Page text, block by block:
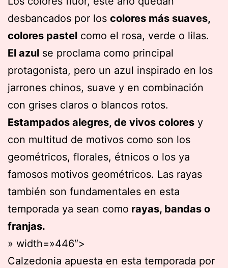
desbancados por los colores más suaves,
colores pastel como el rosa, verde o lilas.
El azul se proclama como principal
protagonista, pero un azul inspirado en los
jarrones chinos, suave y en combinación
con grises claros o blancos rotos.
Estampados alegres, de vivos colores y
con multitud de motivos como son los
geométricos, florales, étnicos o los ya
famosos motivos geométricos. Las rayas
también son fundamentales en esta
temporada ya sean como rayas, bandas o
franjas.
» width=»446″>
Calzedonia apuesta en esta temporada por